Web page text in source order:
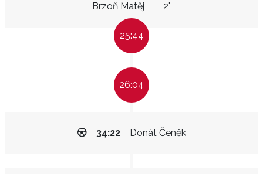
Brzoň Matěj 2"
25:44
26:04
Donát Čeněk
34:22